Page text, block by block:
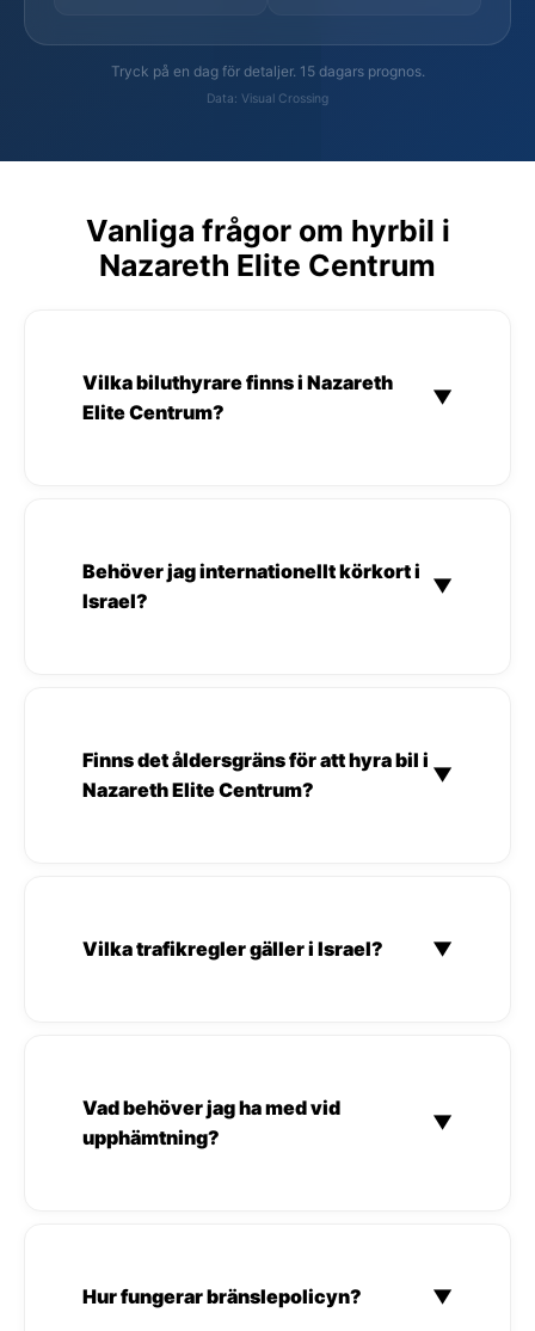
Tryck på en dag för detaljer. 15 dagars prognos.
Data: Visual Crossing
Vanliga frågor om hyrbil i
Nazareth Elite Centrum
Vilka biluthyrare finns i Nazareth
Elite Centrum?
▼
Behöver jag internationellt körkort i
Israel?
▼
Finns det åldersgräns för att hyra bil i
Nazareth Elite Centrum?
▼
Vilka trafikregler gäller i Israel? ▼
Vad behöver jag ha med vid
upphämtning?
▼
Hur fungerar bränslepolicyn? ▼